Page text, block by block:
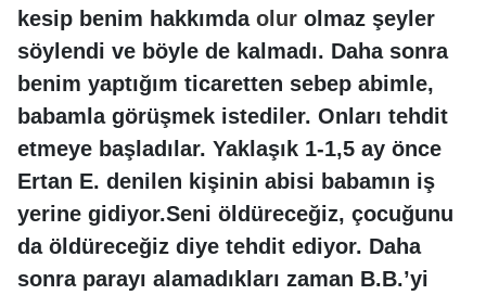
kesip benim hakkımda olur olmaz şeyler
söylendi ve böyle de kalmadı. Daha sonra
benim yaptığım ticaretten sebep abimle,
babamla görüşmek istediler. Onları tehdit
etmeye başladılar. Yaklaşık 1-1,5 ay önce
Ertan E. denilen kişinin abisi babamın iş
yerine gidiyor.Seni öldüreceğiz, çocuğunu
da öldüreceğiz diye tehdit ediyor. Daha
sonra parayı alamadıkları zaman B.B.’yi